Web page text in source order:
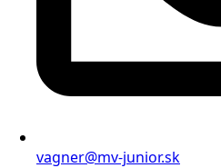
vagner@mv-junior.sk